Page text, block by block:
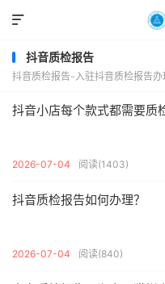

抖音质检报告
抖音质检报告-入驻抖音质检报告
抖音小店每个款式都需要质
2026-07-04 阅读(1403)
抖音质检报告如何办理？
2026-07-04 阅读(840)